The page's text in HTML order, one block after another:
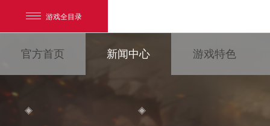
游戏全目录
官方首页 新闻中心 游戏特色